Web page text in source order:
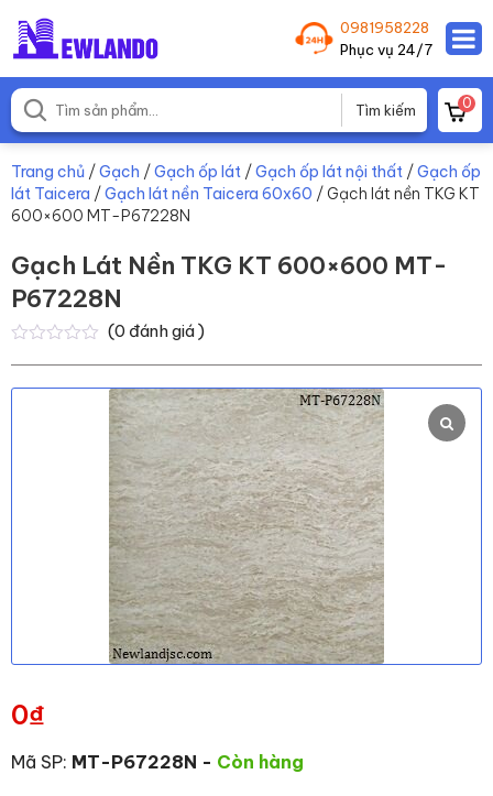
0981958228
Phục vụ 24/7
0
Trang chủ /Gạch /Gạch ốp lát /Gạch ốp lát nội thất /Gạch ốp
lát Taicera /Gạch lát nền Taicera 60x60 / Gạch lát nền TKG KT
600×600 MT-P67228N
Gạch Lát Nền TKG KT 600×600 MT-
P67228N
5
(0 đánh giá )
0₫
Mã SP: MT-P67228N - Còn hàng